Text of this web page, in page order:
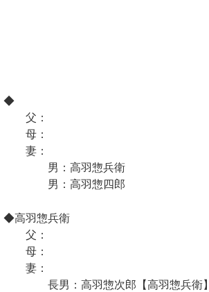
◆
父：
母：
妻：
男：高羽惣兵衛
男：高羽惣四郎
◆高羽惣兵衛
父：
母：
妻：
長男：高羽惣次郎【高羽惣兵衛】